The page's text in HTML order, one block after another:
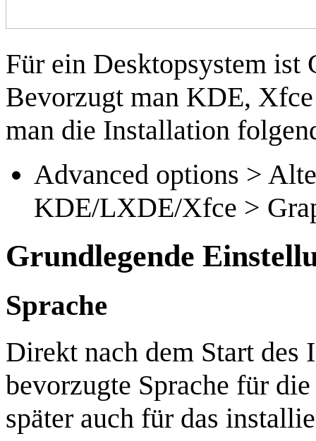
Für ein Desktopsystem ist
Bevorzugt man KDE,
man die Installation
Advanced options >
KDE/LXDE/Xfce >
Grundlegende
Sprache
Direkt nach dem Start
bevorzugte Sprache für
später auch für das